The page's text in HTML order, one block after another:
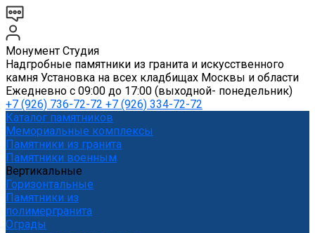
Монумент Студия
Надгробные памятники из гранита и искусственного
камня Установка на всех кладбищах Москвы и области
Ежедневно с 09:00 до 17:00 (выходной- понедельник)
+7 (926) 736-72-72 +7 (926) 334-72-72
Каталог памятников
Мемориальные комплексы
Памятники из гранита
Памятники военным
Вертикальные
Горизонтальные
Памятники из
полимергранита
Ограды